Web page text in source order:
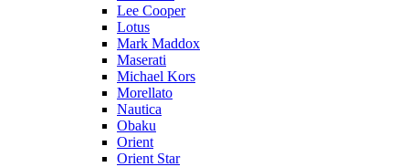
Lee Cooper
Lotus
Mark Maddox
Maserati
Michael Kors
Morellato
Nautica
Obaku
Orient
Orient Star